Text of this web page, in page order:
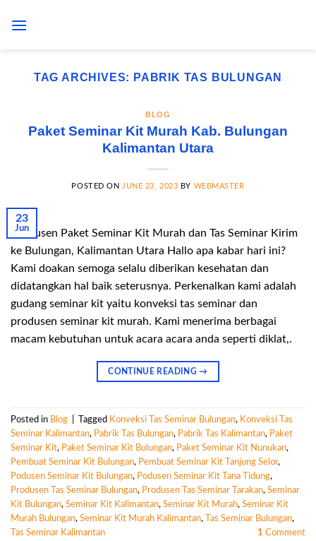
TAG ARCHIVES: PABRIK TAS BULUNGAN
BLOG
Paket Seminar Kit Murah Kab. Bulungan
Kalimantan Utara
POSTED ON JUNE 23, 2023 BY WEBMASTER
23
Jun
Produsen Paket Seminar Kit Murah dan Tas Seminar Kirim
ke Bulungan, Kalimantan Utara Hallo apa kabar hari ini?
Kami doakan semoga selalu diberikan kesehatan dan
didatangkan hal baik seterusnya. Perkenalkan kami adalah
gudang seminar kit yaitu konveksi tas seminar dan
produsen seminar kit murah. Kami menerima berbagai
macam kebutuhan untuk acara acara anda seperti diklat,.
CONTINUE READING→
Posted in Blog Tagged Konveksi Tas Seminar Bulungan, Konveksi Tas
Seminar Kalimantan, Pabrik Tas Bulungan, Pabrik Tas Kalimantan, Paket
Seminar Kit, Paket Seminar Kit Bulungan, Paket Seminar Kit Nunukan,
Pembuat Seminar Kit Bulungan, Pembuat Seminar Kit Tanjung Selor,
Podusen Seminar Kit Bulungan, Podusen Seminar Kit Tana Tidung,
Produsen Tas Seminar Bulungan, Produsen Tas Seminar Tarakan, Seminar
Kit Bulungan, Seminar Kit Kalimantan, Seminar Kit Murah, Seminar Kit
Murah Bulungan, Seminar Kit Murah Kalimantan, Tas Seminar Bulungan,
Tas Seminar Kalimantan
1 Comment